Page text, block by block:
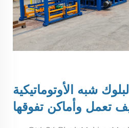
شبه الأوتوماتيكية
تعمل وأماكن تفوقها